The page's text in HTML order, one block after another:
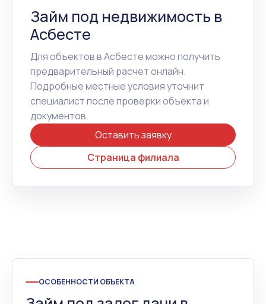
Займ под недвижимость в
Асбесте
Для объектов в Асбесте можно получить
предварительный расчет онлайн.
Подробные местные условия уточнит
специалист после проверки объекта и
документов.
Оставить заявку
Страница филиала
ОСОБЕННОСТИ ОБЪЕКТА